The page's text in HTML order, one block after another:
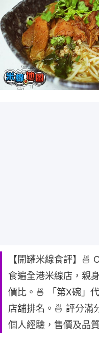
【開罐米線食評】🍜
食遍全港米線店，親
價比。🍜 「第X碗」
店舖排名。🍜 評分滿
個人經驗，售價及品